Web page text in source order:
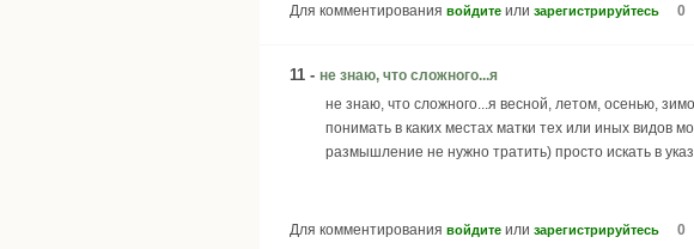
Для комментирования войдите или зарегистрируйтесь 0
11 - не знаю, что сложного...я
не знаю, что сложного...я весной, летом, осенью,
понимать в каких местах матки тех или иных видов
размышление не нужно тратить) просто искать в
Для комментирования войдите или зарегистрируйтесь 0